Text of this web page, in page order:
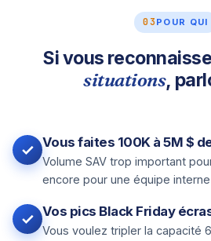
03 POUR QUI
Si vous
situations,
Vous faites 100K à 5M $
Volume SAV trop important
encore pour une équipe
Vos pics Black Friday
Vous voulez tripler la capacité